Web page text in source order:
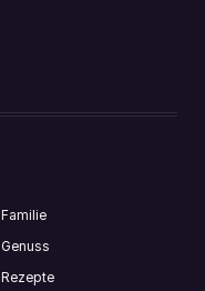
Familie
Genuss
Rezepte